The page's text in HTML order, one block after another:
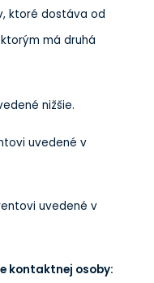
ktoré dostáva od
má druhá
nižšie.
uvedené v
uvedené v
kontaktnej osoby: